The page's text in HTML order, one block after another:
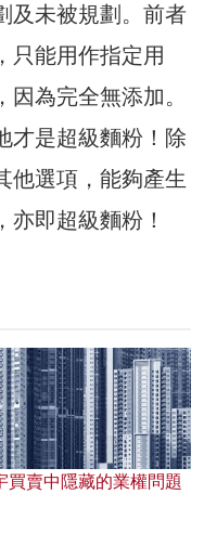
及未被規劃。前者
只能用作指定用
為完全無添加。
才是超級麵粉！除
他選項，能夠產生
即超級麵粉！
買賣中隱藏的業權問題